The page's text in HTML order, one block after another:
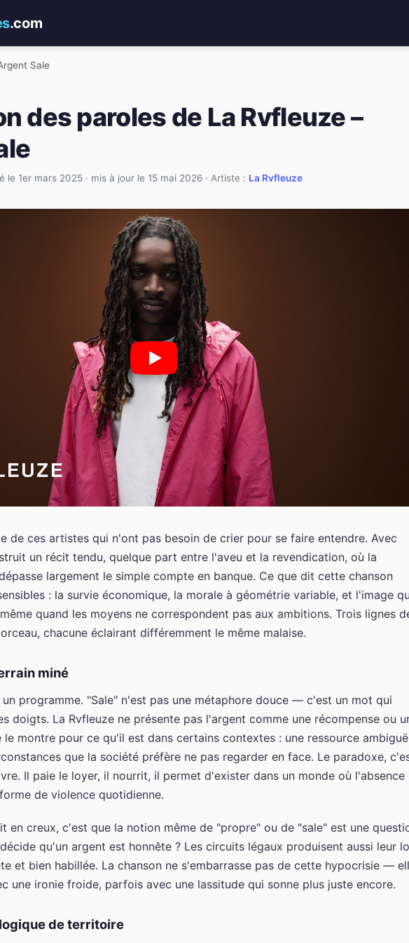
.com
Sale
des paroles de La Rvfleuze –
le 1er mars 2025 · mis à jour le 15 mai 2026 · Artiste : La Rvfleuze
de ces artistes qui n'ont pas besoin de crier pour se faire entendre. Avec
un récit tendu, quelque part entre l'aveu et la revendication, où la
largement le simple compte en banque. Ce que dit cette chanson
: la survie économique, la morale à géométrie variable, et l'image
quand les moyens ne correspondent pas aux ambitions. Trois lignes
chacune éclairant différemment le même malaise.
miné
programme. "Sale" n'est pas une métaphore douce — c'est un mot qui
doigts. La Rvfleuze ne présente pas l'argent comme une récompense ou
montre pour ce qu'il est dans certains contextes : une ressource
que la société préfère ne pas regarder en face. Le paradoxe,
Il paie le loyer, il nourrit, il permet d'exister dans un monde où l'absence
de violence quotidienne.
en creux, c'est que la notion même de "propre" ou de "sale" est une
qu'un argent est honnête ? Les circuits légaux produisent aussi leur
et bien habillée. La chanson ne s'embarrasse pas de cette hypocrisie —
une ironie froide, parfois avec une lassitude qui sonne plus juste encore.
de territoire